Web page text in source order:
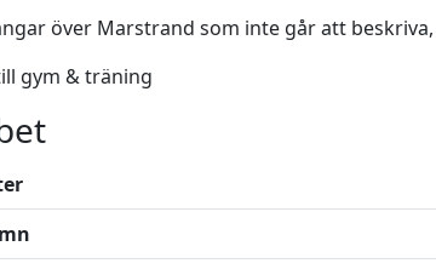
över Marstrand som inte går att
gym & träning